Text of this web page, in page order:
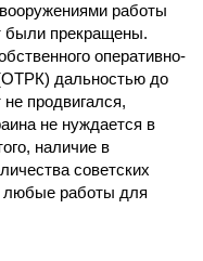
работы
были прекращены.
оперативно-
(ОТРК) дальностью до
продвигался,
не нуждается в
наличие в
советских
любые работы для